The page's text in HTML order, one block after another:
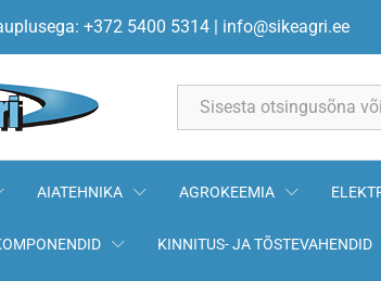
+372 5400 5314 | info@sikeagri.ee
AIATEHNIKA AGROKEEMIA
KINNITUS- JA TÕSTEVAHENDID
Laager N311 (2311) 55x120x29